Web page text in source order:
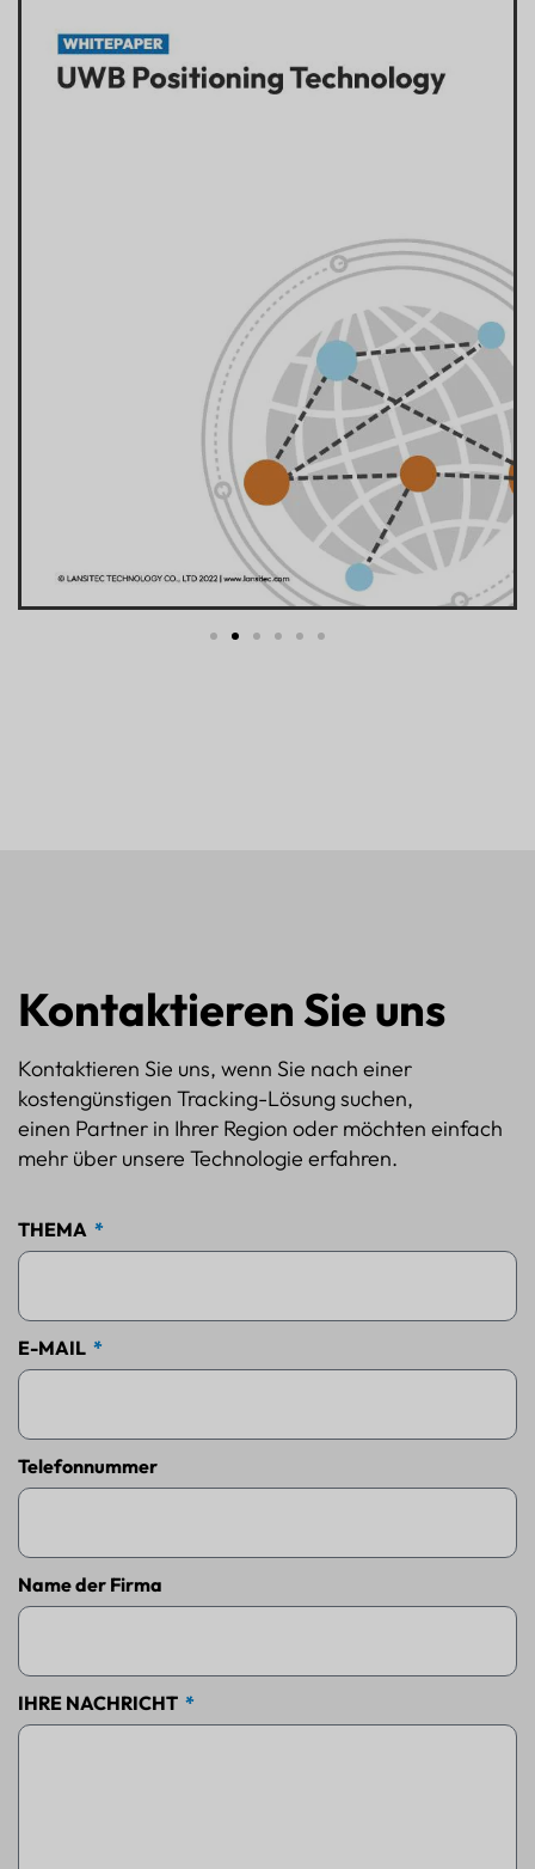
Kontaktieren Sie uns
Kontaktieren Sie uns, wenn Sie nach einer
kostengünstigen Tracking-Lösung suchen,
einen Partner in Ihrer Region oder möchten einfach
mehr über unsere Technologie erfahren.
THEMA
E-MAIL
Telefonnummer
Name der Firma
IHRE NACHRICHT